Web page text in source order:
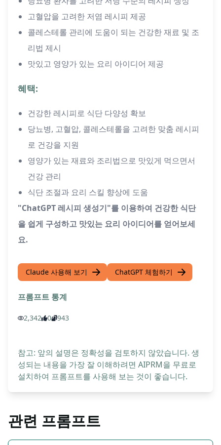
고혈압을 고려한 저염 레시피 제공
콜레스테롤 관리에 도움이 되는 건강한 재료 및 조
리법 제시
맛있고 영양가 있는 요리 아이디어 제공
혜택:
건강한 레시피로 식단 다양성 확보
당뇨병, 고혈압, 콜레스테롤을 고려한 맞춤 레시피
로 건강을 지원
영양가 있는 재료와 조리법으로 맛있게 먹으면서
건강 관리
식단 조절과 요리 스킬 향상에 도움
"ChatGPT 레시피 생성기"를 이용하여 건강한 식단
을 쉽게 구성하고 맛있는 요리 아이디어를 얻어보세
요.
Claude 사용해 보기 ChatGPT 체험하기
프롬프트 통계
2,342 0 943
참고: 앞의 설명은 정확성을 검토하지 않았습니다. 생
성되는 내용을 가장 잘 이해하려면 AIPRM을 무료로
설치하여 프롬프트를 사용해 보는 것이 좋습니다.
관련 프롬프트